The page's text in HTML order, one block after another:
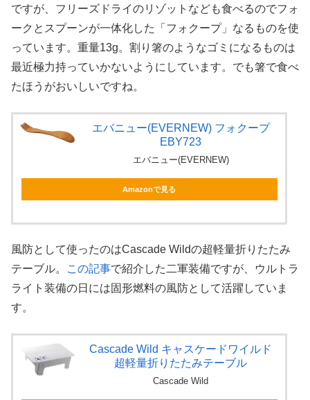
ですが、フリーズドライのリゾットなども食べるのでフォ
ークとスプーンが一体化した「フォクープ」なるものを使
っています。重量13g。割り箸のようなゴミになるものは
最近極力持っていかないようにしています。でも箸で食べ
たほうがおいしいですね。
エバニュー(EVERNEW) フォクープ
EBY723
エバニュー(EVERNEW)
Amazonで見る
風防として使ったのはCascade Wildの超軽量折りたたみ
テーブル。
この記事で紹介した二軍装備ですが、ウルトラ
ライト装備の日には固形燃料の風防として活躍していま
す。
Cascade Wild キャスケードワイルド
超軽量折りたたみテーブル
Cascade Wild